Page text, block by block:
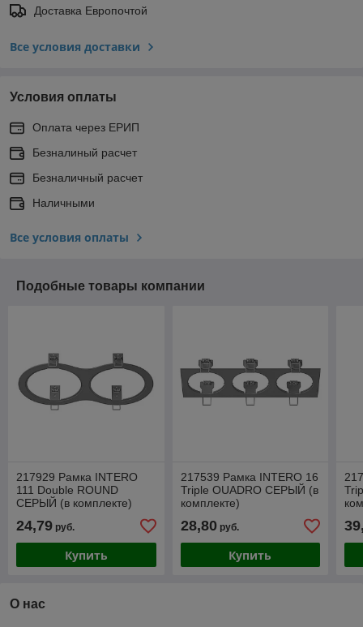
Доставка Европочтой
Все условия доставки
Условия оплаты
Оплата через ЕРИП
Безналиный расчет
Безналичный расчет
Наличными
Все условия оплаты
Подобные товары компании
217929 Рамка INTERO
111 Double ROUND
СЕРЫЙ (в комплекте)
24,79 руб.
Купить
217539 Рамка INTERO 16
Triple OUADRO СЕРЫЙ (в
комплекте)
28,80руб.
Купить
О нас